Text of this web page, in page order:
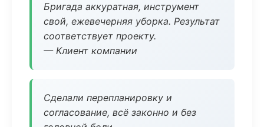
Бригада аккуратная, инструмент
свой, ежевечерняя уборка. Результат
соответствует проекту.
— Клиент компании
Сделали перепланировку и
согласование, всё законно и без